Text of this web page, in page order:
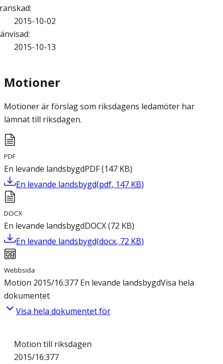
:
2015-10-02
:
2015-10-13
Motioner
Motioner är förslag som riksdagens ledamöter har
lämnat till riksdagen.
PDF
En levande landsbygdPDF(147 KB)
En levande landsbygd(pdf, 147 KB)
DOCX
En levande landsbygdDOCX(72 KB)
En levande landsbygd(docx, 72 KB)
Webbsida
Motion 2015/16:377 En levande landsbygdVisa hela
dokumentet
Visa hela dokumentet för
Motion till riksdagen
2015/16:377